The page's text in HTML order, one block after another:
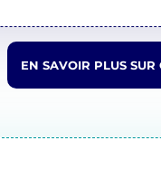
EN SAVOIR PLUS SUR